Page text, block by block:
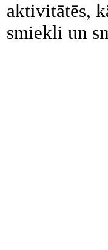
aktivitātēs,
smiekli un